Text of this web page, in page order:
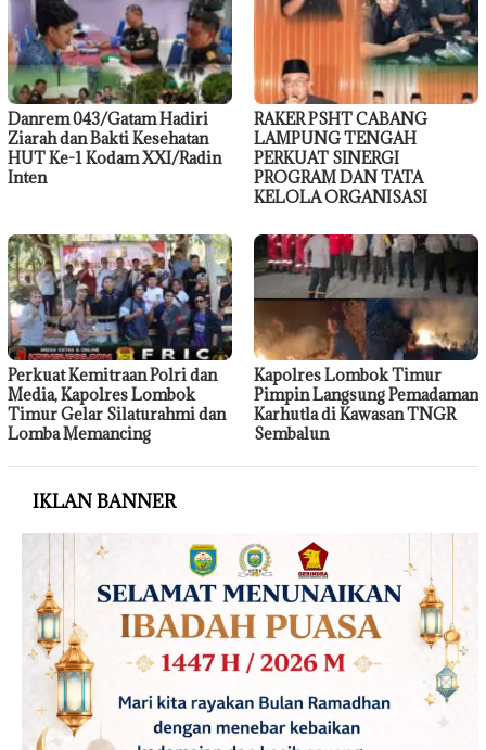
Danrem 043/Gatam Hadiri
Ziarah dan Bakti Kesehatan
HUT Ke-1 Kodam XXI/Radin
Inten
RAKER PSHT CABANG
LAMPUNG TENGAH
PERKUAT SINERGI
PROGRAM DAN TATA
KELOLA ORGANISASI
Perkuat Kemitraan Polri dan
Media, Kapolres Lombok
Timur Gelar Silaturahmi dan
Lomba Memancing
Kapolres Lombok Timur
Pimpin Langsung Pemadaman
Karhutla di Kawasan TNGR
Sembalun
IKLAN BANNER